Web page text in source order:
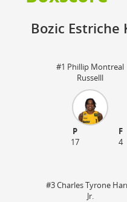
Bozic
#1 Phillip Montreal
Russelll
P
F
17
4
#3 Charles Tyrone
Jr.